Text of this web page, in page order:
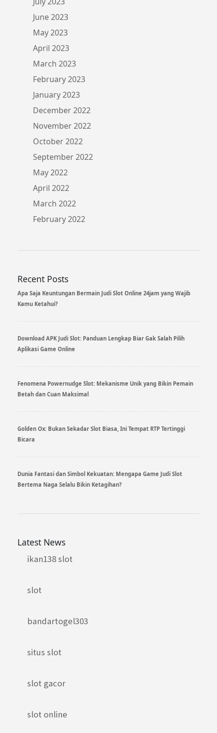
June 2023
May 2023
April 2023
March 2023
February 2023
January 2023
December 2022
November 2022
October 2022
September 2022
May 2022
April 2022
March 2022
February 2022
Recent Posts
Apa Saja Keuntungan Bermain Judi Slot Online 24jam yang Wajib
Kamu Ketahui?
Download APK Judi Slot: Panduan Lengkap Biar Gak Salah Pilih
Aplikasi Game Online
Fenomena Powernudge Slot: Mekanisme Unik yang Bikin Pemain
Betah dan Cuan Maksimal
Golden Ox: Bukan Sekadar Slot Biasa, Ini Tempat RTP Tertinggi
Bicara
Dunia Fantasi dan Simbol Kekuatan: Mengapa Game Judi Slot
Bertema Naga Selalu Bikin Ketagihan?
Latest News
ikan138 slot
slot
bandartogel303
situs slot
slot gacor
slot online